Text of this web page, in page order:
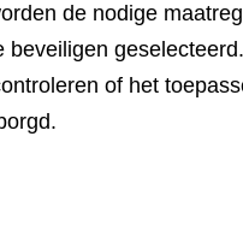
de nodige
of het